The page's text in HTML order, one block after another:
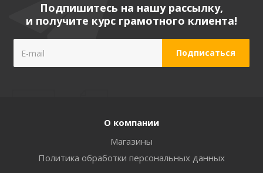
Подпишитесь на нашу рассылку,
и получите курс грамотного клиента!
О компании
Магазины
Политика обработки персональных данных